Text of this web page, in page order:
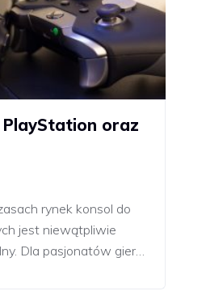
oraz
rynek konsol do
jest niewątpliwie
Dla pasjonatów gier…